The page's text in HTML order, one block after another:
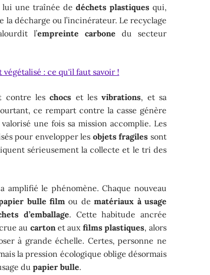
lui une traînée de déchets plastiquesqui,
la décharge ou l’incinérateur. Le recyclage
l’empreinte carbone du secteur
: ce qu'il faut savoir !
contre leschocs et lesvibrations, et sa
ce rempart contre la casse génère
une fois sa mission accomplie. Les
pour envelopper les objets fragiles sont
sérieusement la collecte et le tri des
a amplifié le phénomène. Chaque nouveau
bulle film ou dematériaux à usage
d’emballage. Cette habitude ancrée
au cartonet aux films plastiques, alors
à grande échelle. Certes, personne ne
la pression écologique oblige désormais
dupapier bulle.